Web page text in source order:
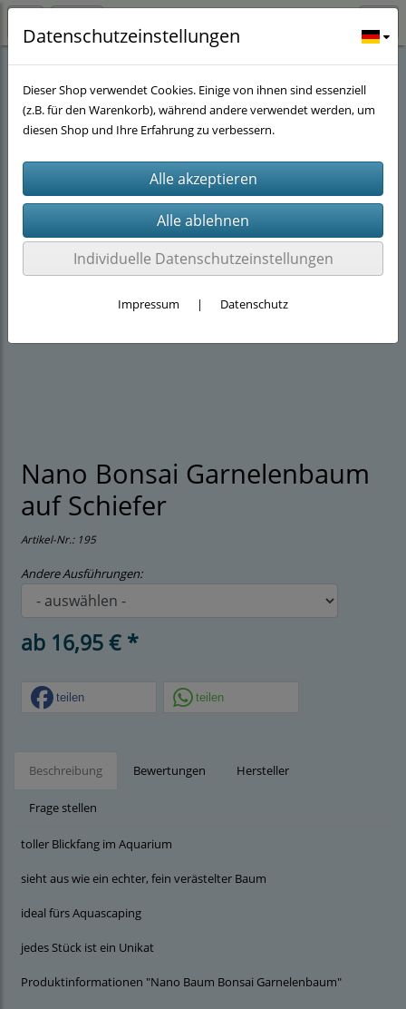
Stöwers-Garnelenstube(143) Dekoration(18)
Nano Bonsai Garnelenbaum
auf Schiefer
Artikel-Nr.: 195
Andere Ausführungen:
ab 16,95 € *
teilen teilen
Beschreibung Bewertungen Hersteller
Frage stellen
toller Blickfang im Aquarium
sieht aus wie ein echter, fein verästelter Baum
ideal fürs Aquascaping
jedes Stück ist ein Unikat
Produktinformationen "Nano Baum Bonsai Garnelenbaum"
Datenschutzeinstellungen
Dieser Shop verwendet Cookies. Einige von ihnen sind essenziell
(z.B. für den Warenkorb), während andere verwendet werden, um
diesen Shop und Ihre Erfahrung zu verbessern.
Individuelle Datenschutzeinstellungen
Impressum | Datenschutz